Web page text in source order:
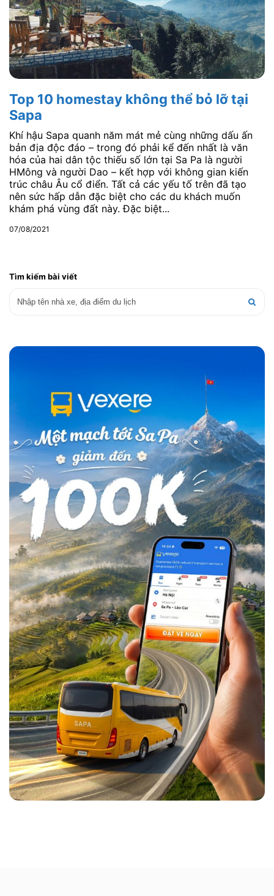
Top 10 homestay không thể bỏ lỡ tại
Sapa
Khí hậu Sapa quanh năm mát mẻ cùng những dấu ấn
bản địa độc đáo – trong đó phải kể đến nhất là văn
hóa của hai dân tộc thiếu số lớn tại Sa Pa là người
HMông và người Dao – kết hợp với không gian kiến
trúc châu Âu cổ điển. Tất cả các yếu tố trên đã tạo
nên sức hấp dẫn đặc biệt cho các du khách muốn
khám phá vùng đất này. Đặc biệt...
07/08/2021
Tìm kiếm bài viết